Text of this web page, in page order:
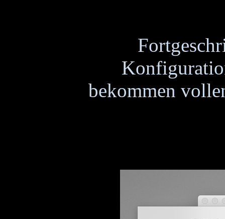
bekommen